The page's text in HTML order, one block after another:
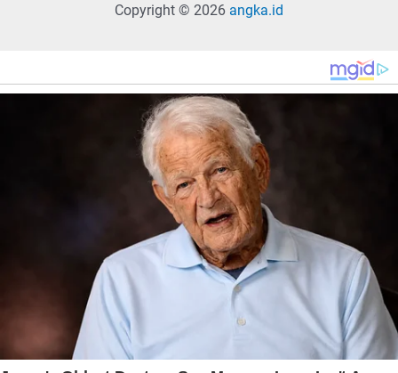
Copyright © 2026 angka.id